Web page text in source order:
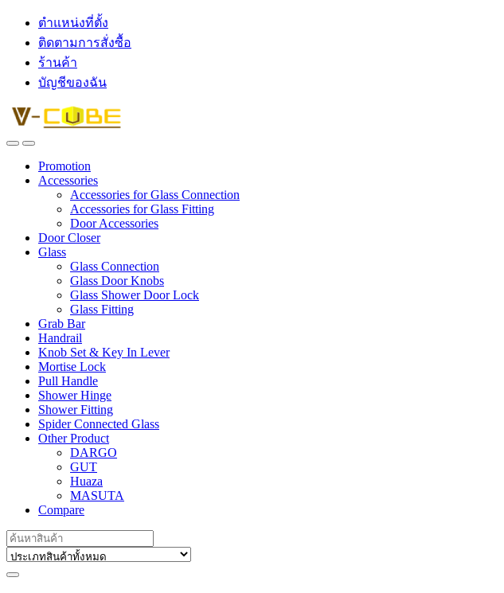
ตำแหน่งที่ตั้ง
ติดตามการสั่งซื้อ
ร้านค้า
บัญชีของฉัน
Promotion
Accessories
Accessories for Glass Connection
Accessories for Glass Fitting
Door Accessories
Door Closer
Glass
Glass Connection
Glass Door Knobs
Glass Shower Door Lock
Glass Fitting
Grab Bar
Handrail
Knob Set & Key In Lever
Mortise Lock
Pull Handle
Shower Hinge
Shower Fitting
Spider Connected Glass
Other Product
DARGO
GUT
Huaza
MASUTA
Compare
Search
for: